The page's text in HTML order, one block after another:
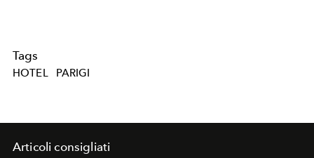
Tags
HOTEL PARIGI
Articoli consigliati